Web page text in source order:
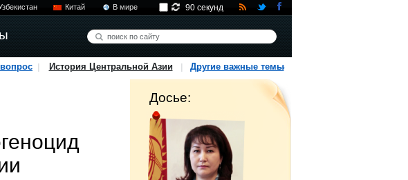
Китай В мире 90 секунд
История Центральной Азии Другие важные темы
Досье: